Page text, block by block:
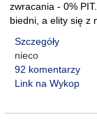
zwracania - 0%
biedni, a elity się z
Szczegóły
nieco
92 komentarzy
Link na Wykop